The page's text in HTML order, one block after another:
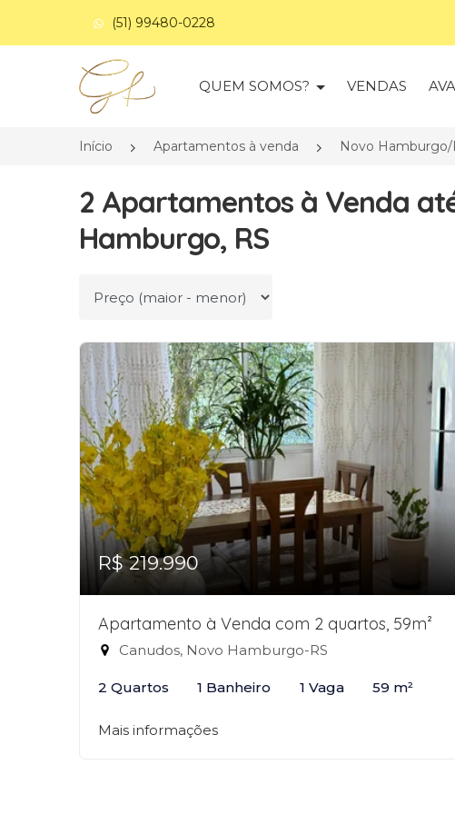
(51) 99480-0228
Página inicial
QUEM SOMOS? VENDAS
Início Apartamentos à venda Novo Hamburgo/
2 Apartamentos à Venda
Hamburgo, RS
Ordenar por
R$ 219.990
Apartamento à Venda com 2 quartos, 59m²
Canudos, Novo Hamburgo-RS
2 Quartos 1 Banheiro 1 Vaga 59 m²
Mais informações